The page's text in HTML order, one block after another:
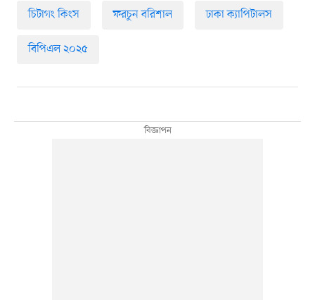
চিটাগং কিংস ফরচুন বরিশাল ঢাকা ক্যাপিটালস
বিপিএল ২০২৫